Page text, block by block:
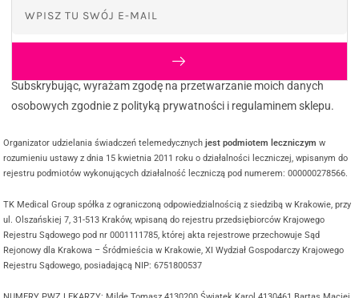
Subskrybując, wyrażam zgodę na przetwarzanie moich danych
osobowych zgodnie z polityką prywatności i regulaminem sklepu.
Organizator udzielania świadczeń telemedycznychjest podmiotem leczniczym w
rozumieniu ustawy z dnia 15 kwietnia 2011 roku o działalności leczniczej, wpisanym do
rejestru podmiotów wykonujących działalność leczniczą pod numerem: 000000278566.
TK Medical Group spółka z ograniczoną odpowiedzialnością z siedzibą w Krakowie, przy
ul. Olszańskiej 7, 31-513 Kraków, wpisaną do rejestru przedsiębiorców Krajowego
Rejestru Sądowego pod nr 0001111785, której akta rejestrowe przechowuje Sąd
Rejonowy dla Krakowa – Śródmieścia w Krakowie, XI Wydział Gospodarczy Krajowego
Rejestru Sądowego, posiadającą NIP: 6751800537